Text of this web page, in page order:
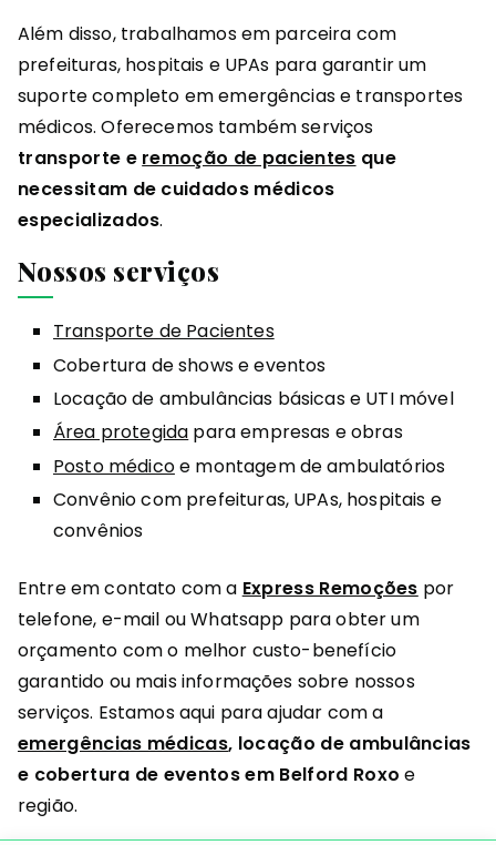
Além disso, trabalhamos em parceira com
prefeituras, hospitais e UPAs para garantir um
suporte completo em emergências e transportes
médicos. Oferecemos também serviços
transporte e remoção de pacientes que
necessitam de cuidados médicos
especializados.
Nossos serviços
Transporte de Pacientes
Cobertura de shows e eventos
Locação de ambulâncias básicas e UTI móvel
Área protegida para empresas e obras
Posto médicoe montagem de ambulatórios
Convênio com prefeituras, UPAs, hospitais e
convênios
Entre em contato com a Express Remoções por
telefone, e-mail ou Whatsapp para obter um
orçamento com o melhor custo-benefício
garantido ou mais informações sobre nossos
serviços. Estamos aqui para ajudar com a
emergências médicas, locação de ambulâncias
e cobertura de eventos em Belford Roxo e
região.